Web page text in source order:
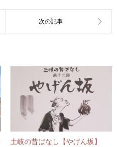
土岐の昔ばなし【やげん坂】